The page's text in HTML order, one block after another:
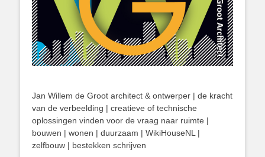
Jan Willem de Groot architect & ontwerper | de kracht
van de verbeelding | creatieve of technische
oplossingen vinden voor de vraag naar ruimte |
bouwen | wonen | duurzaam | WikiHouseNL |
zelfbouw | bestekken schrijven